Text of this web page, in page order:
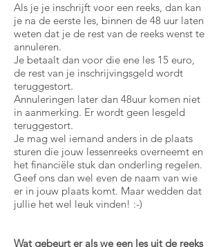
Als je je inschrijft voor een reeks, dan kan
je na de eerste les, binnen de 48 uur laten
weten dat je de rest van de reeks wenst te
annuleren.
Je betaalt dan voor die ene les 15 euro,
de rest van je inschrijvingsgeld wordt
teruggestort.
Annuleringen later dan 48uur komen niet
in aanmerking. Er wordt geen lesgeld
teruggestort.
Je mag wel iemand anders in de plaats
sturen die jouw lessenreeks overneemt en
het financiële stuk dan onderling regelen.
Geef ons dan wel even de naam van wie
er in jouw plaats komt. Maar wedden dat
jullie het wel leuk vinden! :-)
Wat gebeurt er als we een les uit de reeks